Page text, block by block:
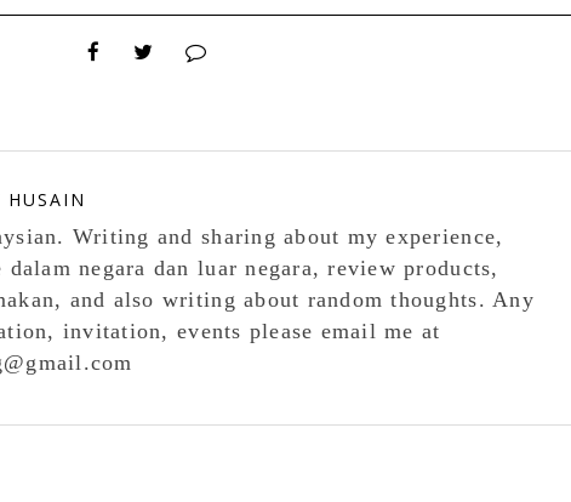
HUSAIN
Writing and sharing about my experience,
dalam negara dan luar negara, review products,
and also writing about random thoughts. Any
invitation, events please email me at